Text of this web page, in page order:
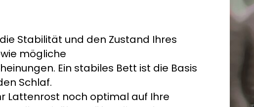
Stabilität und den Zustand Ihres
mögliche
Ein stabiles Bett ist die Basis
Schlaf.
Lattenrost noch optimal auf Ihre